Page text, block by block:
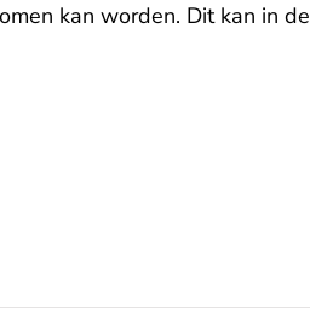
kan worden. Dit kan in de